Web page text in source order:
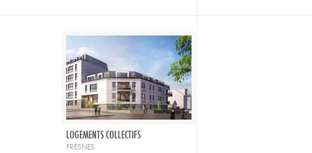
LOGEMENTS COLLECTIFS
fresnes